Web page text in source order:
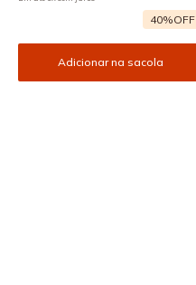
40%OFF
Adicionar na sacola